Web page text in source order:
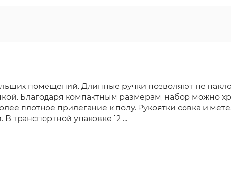
помещений. Длинные ручки позволяют не
Благодаря компактным размерам, набор можно
плотное прилегание к полу. Рукоятки совка и
транспортной упаковке 12 ...